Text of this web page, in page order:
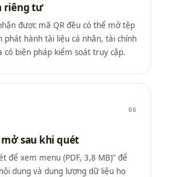
riêng tư
được mã QR đều có thể mở tệp
phát hành tài liệu cá nhân, tài chính
có biện pháp kiểm soát truy cập.
06
sau khi quét
để xem menu (PDF, 3,8 MB)” để
dung và dung lượng dữ liệu họ